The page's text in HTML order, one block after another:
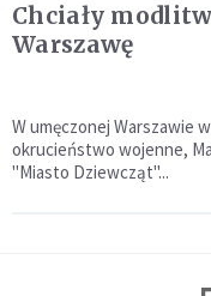
Chciały
Warszawę
W umęczonej Warszawie
okrucieństwo wojenne,
"Miasto Dziewcząt"...